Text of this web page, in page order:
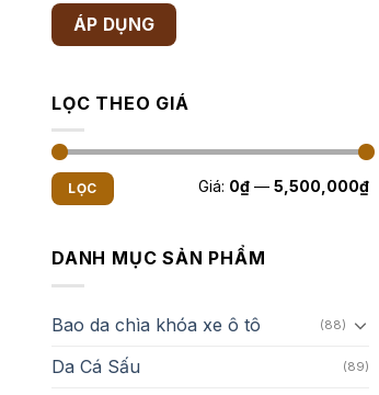
ÁP DỤNG
LỌC THEO GIÁ
Giá
thiểu
Giá
đa
LỌC Giá: 0₫ — 5,500,000₫
DANH MỤC SẢN PHẨM
Bao da chìa khóa xe ô tô (88)
Da Cá Sấu (89)